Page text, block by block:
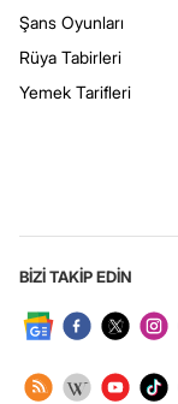
Şans Oyunları
Rüya Tabirleri
Yemek Tarifleri
BİZİ TAKİP EDİN